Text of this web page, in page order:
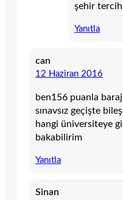
şehir tercih
Yanıtla
can
12 Haziran 2016
ben156 puanla
sınavsız geçişte
hangi üniversiteye
bakabilirim
Yanıtla
Sinan